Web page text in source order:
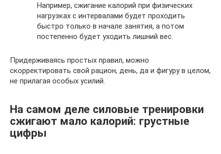
Например, сжигание калорий при физических
нагрузках с интервалами будет проходить
быстро только в начале занятия, а потом
постепенно будет уходить лишний вес.
Придерживаясь простых правил, можно
скорректировать свой рацион, день, да и фигуру в целом,
не прилагая особых усилий.
На самом деле силовые тренировки
сжигают мало калорий: грустные
цифры